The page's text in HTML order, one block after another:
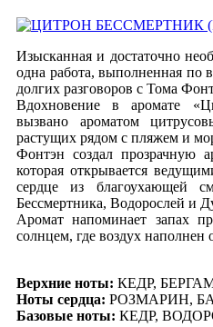
Изысканная и достаточно
одна работа, выполненная по
долгих разговоров с Тома
Вдохновение в аромате
вызвано ароматом
растущих рядом с пляжем и
Фонтэн создал прозрачную
которая открывается
сердце из благоухающей
Бессмертника, Водорослей и
Аромат напоминает запах
солнцем, где воздух наполнен
Верхние ноты: КЕДР,
Ноты сердца: РОЗМАРИН,
Базовые ноты: КЕДР,